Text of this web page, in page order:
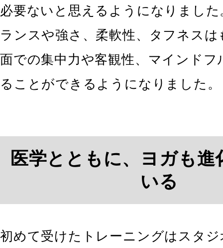
必要ないと思えるようになりまし
ランスや強さ、柔軟性、タフネス
面での集中力や客観性、マインドフ
ることができるようになりました。
医学とともに、ヨガも進
いる
初めて受けたトレーニングはスタ